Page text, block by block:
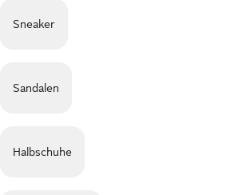
Sneaker
Sandalen
Halbschuhe